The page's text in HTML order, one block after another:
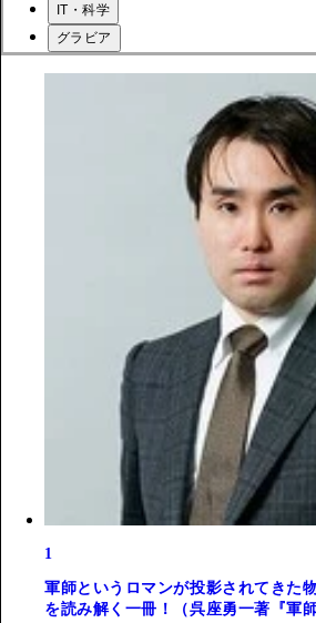
IT・科学
グラビア
1
軍師というロマンが投影されてきた
を読み解く一冊！（呉座勇一著『軍